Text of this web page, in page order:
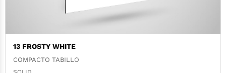
13 FROSTY WHITE
COMPACTO TABILLO